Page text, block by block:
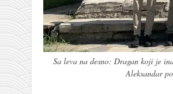
Sa leva na desno: Dragan koji je
Aleksandar